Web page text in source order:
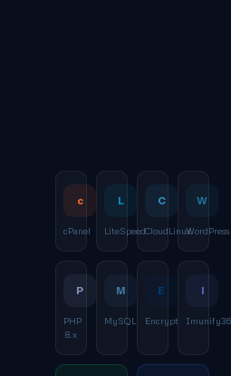
c
cPanel
L
LiteSpeed
C
CloudLinux
W
WordPress
P
PHP
8.x
M
MySQL
E
Encrypt
I